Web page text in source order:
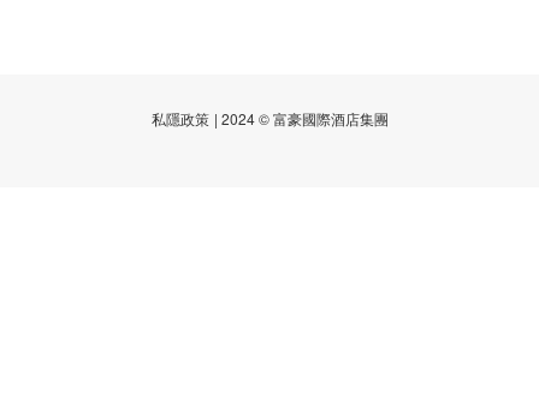
私隱政策 | 2024 © 富豪國際酒店集團